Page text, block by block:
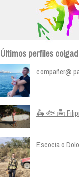
Últimos perfiles
compañer@
🛵 🐟 🏝️
Escocia o